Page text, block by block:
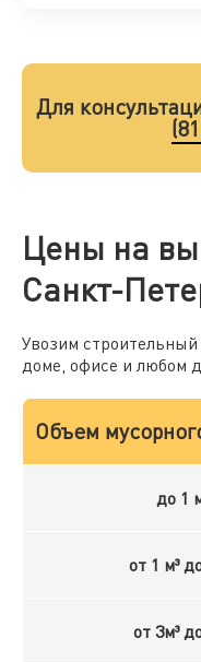
Для
Цены на
Санкт-
Увозим
доме, офисе и любом
Объем
до 1
от 1 м³
от 3м³